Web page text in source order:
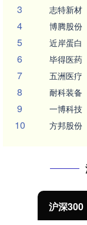
3 志特新材
4 博腾股份
5 近岸蛋白
6 毕得医药
7 五洲医疗
8 耐科装备
9 一博科技
10 方邦股份
北证50